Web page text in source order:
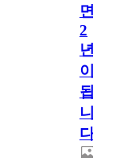
면
2
년
이
됩
니
다.